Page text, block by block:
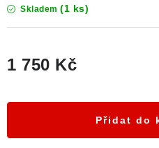
Skladem (1 ks)
1 750 Kč
Přidat do